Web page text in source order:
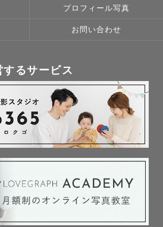
な時間を、優しい雰囲気で残しま
の広告・プロフィール写真、店舗
どの空間写真も多数の実績がござ
合間に数十秒ほどの短い動画もお
。その日の声や動きをちょっとし
気軽にお声がけください。
合わせ🌿-------------
プロフィール写真
お問い合わせ
るサービス